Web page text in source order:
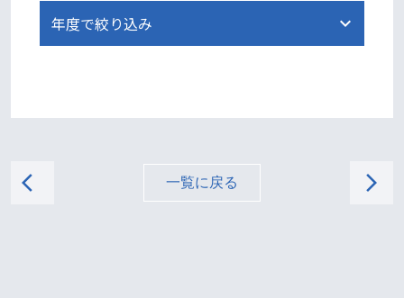
arrow_back_ios 一覧に戻る arrow_forward_ios